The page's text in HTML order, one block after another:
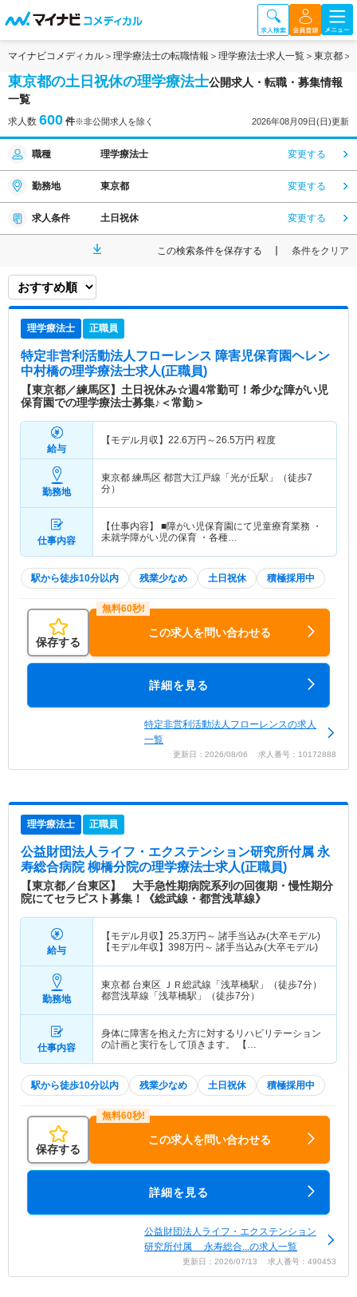
マイナビコメディカル 理学療法士の転職情報 理学療法士求人一覧 東京都
東京都の土日祝休の理学療法士公開求人・転職・募集情報
一覧
求人数 600 件※非公開求人を除く 2026年08月09日(日)更新
職種 理学療法士 変更する
勤務地 東京都 変更する
求人条件 土日祝休 変更する
この検索条件を保存する 条件をクリア
理学療法士 正職員
特定非営利活動法人フローレンス 障害児保育園ヘレン
中村橋の理学療法士求人(正職員)
【東京都／練馬区】土日祝休み☆週4常勤可！希少な障がい児
保育園での理学療法士募集♪＜常勤＞
給与
【モデル月収】 22.6万円～26.5万円 程度
勤務地
東京都 練馬区 都営大江戸線「光が丘駅」（徒歩7
分）
仕事内容
【仕事内容】 ■障がい児保育園にて児童療育業務 ・
未就学障がい児の保育 ・各種…
駅から徒歩10分以内 残業少なめ 土日祝休 積極採用中
保存する
この求人を問い合わせる
詳細を見る
特定非営利活動法人フローレンスの求人
一覧
更新日：2026/08/06 求人番号：10172888
理学療法士 正職員
公益財団法人ライフ・エクステンション研究所付属 永
寿総合病院 柳橋分院の理学療法士求人(正職員)
【東京都／台東区】 大手急性期病院系列の回復期・慢性期分
院にてセラピスト募集！《総武線・都営浅草線》
給与
【モデル月収】 25.3万円～
【モデル年収】 398万円～ 諸手当込み(大卒モデル)
勤務地
東京都 台東区
ＪＲ総武線「浅草橋駅」（徒歩7分）
都営浅草線「浅草橋駅」（徒歩7分）
仕事内容
身体に障害を抱えた方に対するリハビリテーション
の計画と実行をして頂きます。 【…
駅から徒歩10分以内 残業少なめ 土日祝休 積極採用中
保存する
この求人を問い合わせる
詳細を見る
公益財団法人ライフ・エクステンション
研究所付属 永寿総合...の求人一覧
更新日：2026/07/13 求人番号：490453